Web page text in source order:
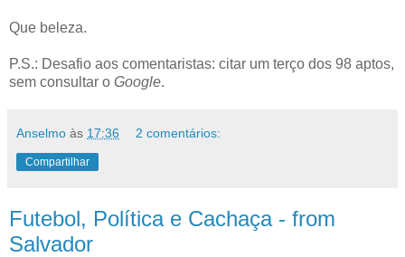
Que beleza.
P.S.: Desafio aos comentaristas: citar um terço dos 98 aptos,
sem consultar o Google.
Anselmo às 17:36 2 comentários:
Compartilhar
Futebol, Política e Cachaça - from
Salvador